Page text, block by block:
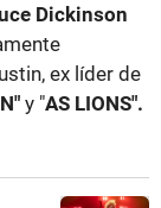
Dickinson
ex líder de
y "AS LIONS".